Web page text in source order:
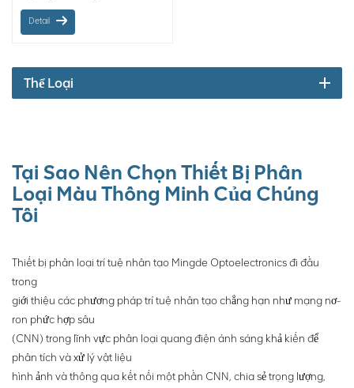
chọn khoáng sản ướt một
cách chính xác.Giảm quá
Detail
Thể Loại
Tại Sao Nên Chọn Thiết Bị Phân
Loại Màu Thông Minh Của Chúng
Tôi
Thiết bị phân loại trí tuệ nhân tạo Mingde Optoelectronics đi đầu
trong
giới thiệu các phương pháp trí tuệ nhân tạo chẳng hạn như mạng nơ-
ron phức hợp sâu
(CNN) trong lĩnh vực phân loại quang điện ánh sáng khả kiến để
phân tích và xử lý vật liệu
hình ảnh và thông qua kết nối một phần CNN, chia sẻ trọng lượng,